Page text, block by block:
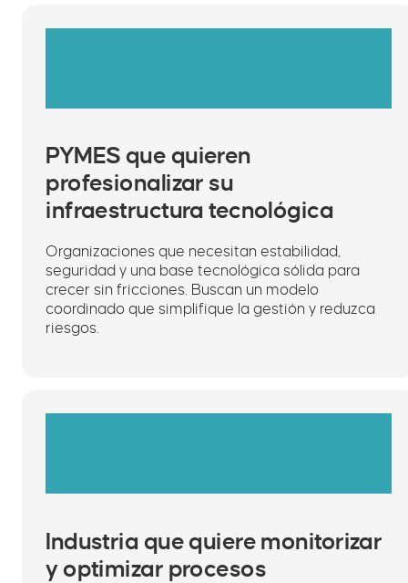
PYMES que quieren
profesionalizar su
infraestructura tecnológica
Organizaciones que necesitan estabilidad,
seguridad y una base tecnológica sólida para
crecer sin fricciones. Buscan un modelo
coordinado que simplifique la gestión y reduzca
riesgos.
Industria que quiere monitorizar
y optimizar procesos